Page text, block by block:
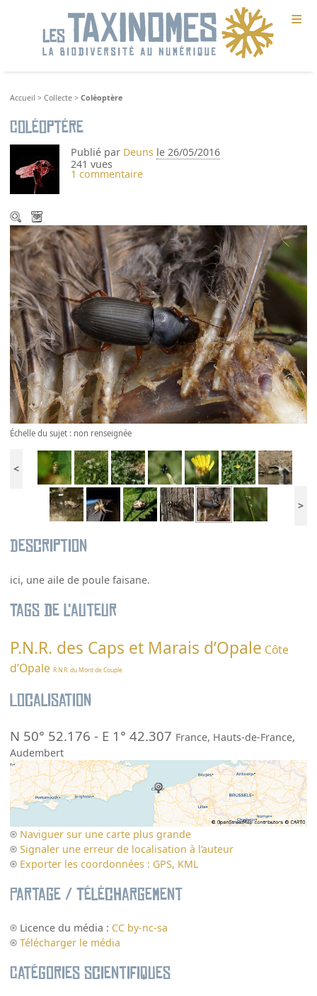
≡
Accueil >Collecte >Coléoptère
Coléoptère
Publié par Deuns le 26/05/2016
241 vues
1 commentaire
Échelle du sujet : non renseignée
<
>
Description
ici, une aile de poule faisane.
Tags de l’auteur
P.N.R. des Caps et Marais d’Opale Côte
d’Opale R.N.R. du Mont de Couple
Localisation
N 50° 52.176 - E 1° 42.307 France, Hauts-de-France,
Audembert
Naviguer sur une carte plus grande
Signaler une erreur de localisation à l’auteur
Exporter les coordonnées : GPS, KML
Partage / Téléchargement
Licence du média : CC by-nc-sa
Télécharger le média
Catégories scientifiques